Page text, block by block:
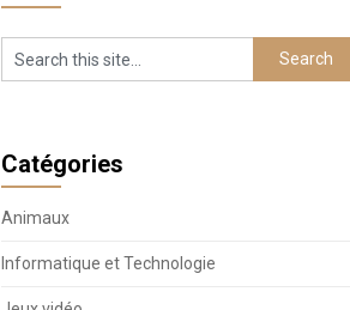
Catégories
Animaux
Informatique et Technologie